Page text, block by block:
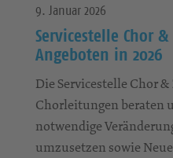
9. Januar 2026
Servicestelle Chor
Angeboten in 2026
Die Servicestelle Chor
Chorleitungen beraten
notwendige
umzusetzen sowie